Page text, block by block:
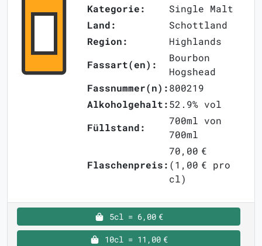
Kategorie:
Single Malt
Land:
Schottland
Region:
Highlands
Fassart(en):
Bourbon
Hogshead
Fassnummer(n):800219
Alkoholgehalt:52.9% vol
Füllstand:
700ml von
700ml
Flaschenpreis:
70,00 €
(1,00 € pro
cl)
5cl = 6,00 €
10cl = 11,00 €